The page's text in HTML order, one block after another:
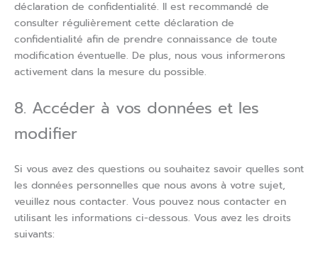
déclaration de confidentialité. Il est recommandé de
consulter régulièrement cette déclaration de
confidentialité afin de prendre connaissance de toute
modification éventuelle. De plus, nous vous informerons
activement dans la mesure du possible.
8. Accéder à vos données et les
modifier
Si vous avez des questions ou souhaitez savoir quelles sont
les données personnelles que nous avons à votre sujet,
veuillez nous contacter. Vous pouvez nous contacter en
utilisant les informations ci-dessous. Vous avez les droits
suivants: